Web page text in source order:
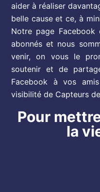
aider à réaliser
belle cause et ce, à
Notre page Facebook
abonnés et nous
venir, on vous le
soutenir et de
Facebook à vos
visibilité de Capteurs
Pour
la